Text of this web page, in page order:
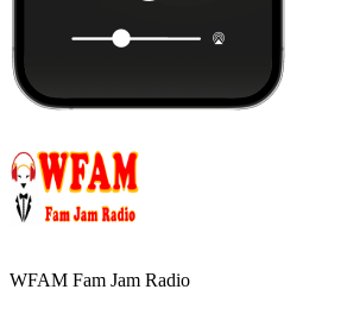
WFAM Fam Jam Radio